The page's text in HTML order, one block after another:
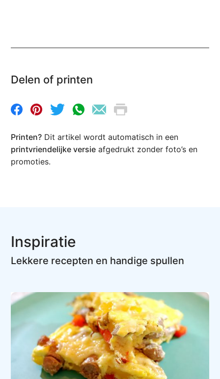
Delen of printen
Printen? Dit artikel wordt automatisch in een
printvriendelijke versie afgedrukt zonder foto’s en
promoties.
Inspiratie
Lekkere recepten en handige spullen